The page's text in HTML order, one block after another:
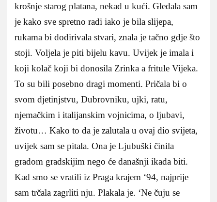
krošnje starog platana, nekad u kući. Gledala sam
je kako sve spretno radi iako je bila slijepa,
rukama bi dodirivala stvari, znala je tačno gdje što
stoji. Voljela je piti bijelu kavu. Uvijek je imala i
koji kolač koji bi donosila Zrinka a fritule Vijeka.
To su bili posebno dragi momenti. Pričala bi o
svom djetinjstvu, Dubrovniku, ujki, ratu,
njemačkim i italijanskim vojnicima, o ljubavi,
životu… Kako to da je zalutala u ovaj dio svijeta,
uvijek sam se pitala. Ona je Ljubuški činila
gradom gradskijim nego će današnji ikada biti.
Kad smo se vratili iz Praga krajem ‘94, najprije
sam trčala zagrliti nju. Plakala je. ‘Ne čuju se